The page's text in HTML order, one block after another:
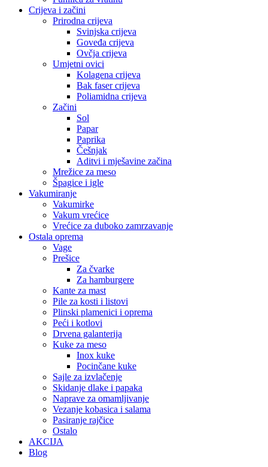
Crijeva i začini
Prirodna crijeva
Svinjska crijeva
Goveđa crijeva
Ovčja crijeva
Umjetni ovici
Kolagena crijeva
Bak faser crijeva
Poliamidna crijeva
Začini
Sol
Papar
Paprika
Češnjak
Aditvi i mješavine začina
Mrežice za meso
Špagice i igle
Vakumiranje
Vakumirke
Vakum vrećice
Vrećice za duboko zamrzavanje
Ostala oprema
Vage
Prešice
Za čvarke
Za hamburgere
Kante za mast
Pile za kosti i listovi
Plinski plamenici i oprema
Peći i kotlovi
Drvena galanterija
Kuke za meso
Inox kuke
Pocinčane kuke
Sajle za izvlačenje
Skidanje dlake i papaka
Naprave za omamljivanje
Vezanje kobasica i salama
Pasiranje rajčice
Ostalo
AKCIJA
Blog